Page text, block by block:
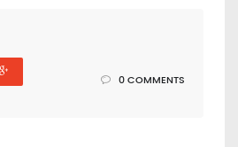
0 COMMENTS